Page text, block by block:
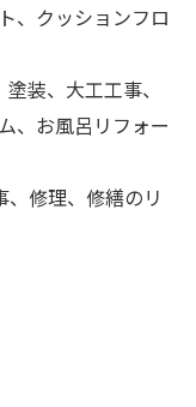
、クッションフロ
装、大工工事、
、お風呂リフォー
、修理、修繕のリ